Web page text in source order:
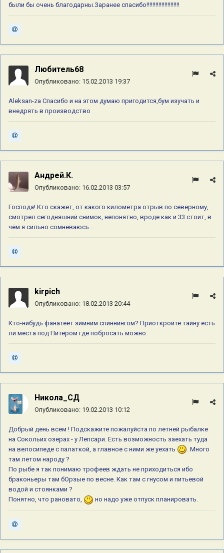
были бы очень благодарны.Заранее спасибо!!!!!!!!!!!!!!!!!!!!!!
Любитель68
Опубликовано: 15.02.2013 19:37
Aleksan-za Спасибо и на этом думаю пригодится,бум изучать и
внедрять в производство
Андрей.К.
Опубликовано: 16.02.2013 03:57
Господа! Кто скажет, от какого километра отрыв по северному,
смотрел сегодняшний снимок, непонятно, вроде как и 33 стоит, в
чём я сильно сомневаюсь...
kirpich
Опубликовано: 18.02.2013 20:44
Кто-нибудь фанатеет зимним спиннингом? Приоткройте тайну есть
ли места под Питером где побросать можно.
Никола_СД
Опубликовано: 19.02.2013 10:12
Добрый день всем ! Подскажите пожалуйста по летней рыбалке
на Сокольих озерах - у Лепсари. Есть возможность заехать туда
на велосипеде с палаткой, а главное с ними же уехать
. Много
там летом народу ?
По рыбе я так понимаю трофеев ждать не приходиться ибо
браконьеры там бОрзые по весне. Как там с гнусом и питьевой
водой и стоянками ?
Понятно, что рановато,
но надо уже отпуск планировать.